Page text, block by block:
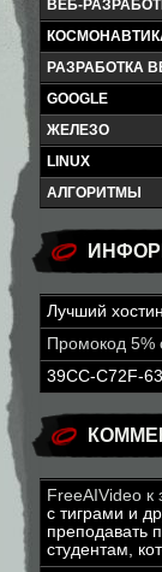
ВЕБ-
РАЗРАБОТКА
GOOGLE
ЖЕЛЕЗО
LINUX
АЛГОРИТМЫ
Лучший
Промокод 5%
39CC-C72F-
FreeAIVideo к
с тиграми и
преподавать
студентам,